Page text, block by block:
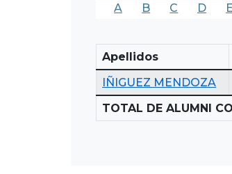
A B C D E
Apellidos
IÑIGUEZ MENDOZA
TOTAL DE ALUMNI